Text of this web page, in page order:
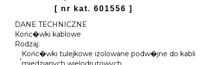
[ nr kat. 601556 ]
DANE TECHNICZNE
Końc�wki kablowe
Rodzaj:
•
Końc�wki tulejkowe izolowane podw�jne do kabli